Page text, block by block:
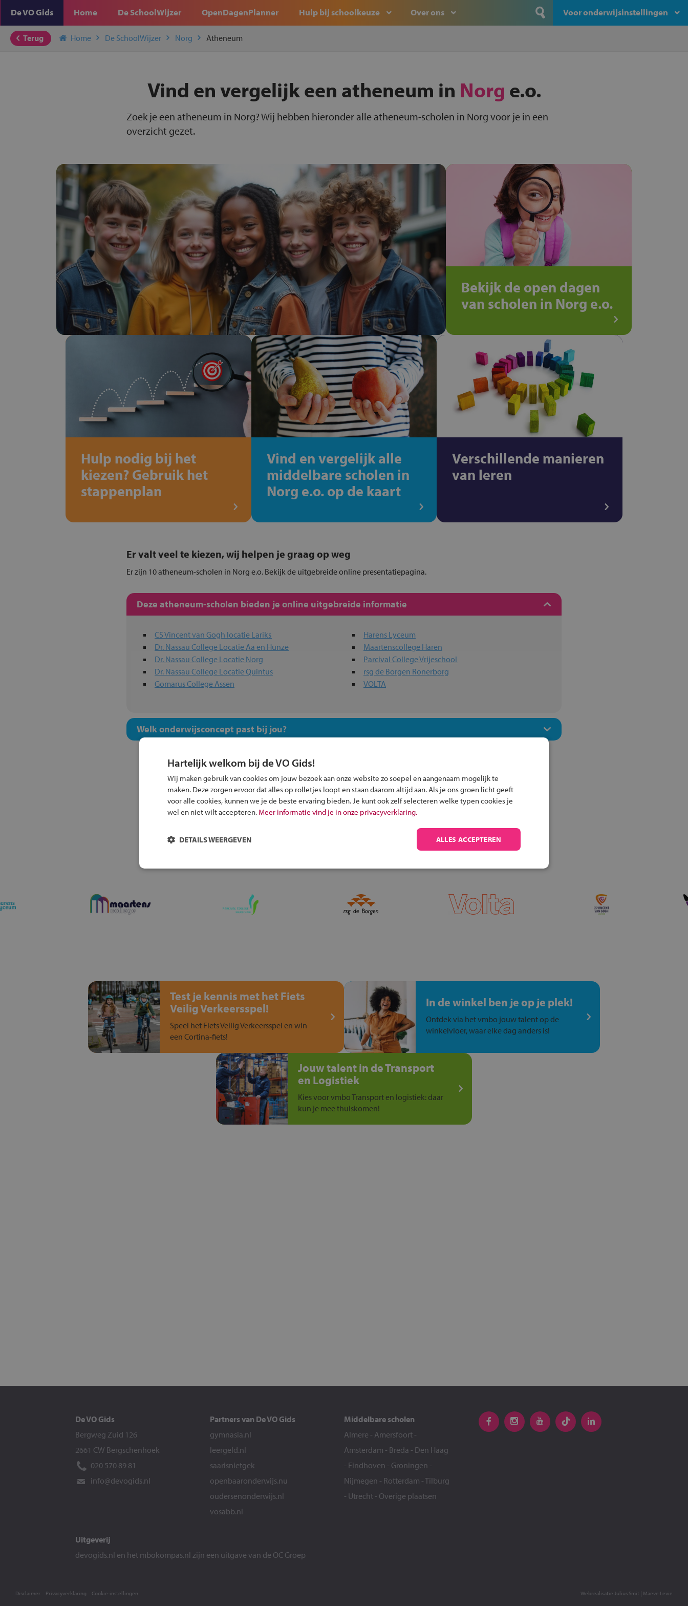
De VO Gids Home De SchoolWijzer OpenDagenPlanner Hulp bij schoolkeuze Over ons Voor onderwijsinstellingen
Terug Home De SchoolWijzer Norg Atheneum
Vind en vergelijk een atheneum in Norg e.o.
Zoek je een atheneum in Norg? Wij hebben hieronder alle atheneum-scholen in Norg voor je in een
overzicht gezet.
Bekijk de open dagen
van scholen in Norg e.o.
Hulp nodig bij het
kiezen? Gebruik het
stappenplan
Vind en vergelijk alle
middelbare scholen in
Norg e.o. op de kaart
Verschillende manieren
van leren
Er valt veel te kiezen, wij helpen je graag op weg
Er zijn 10 atheneum-scholen in Norg e.o. Bekijk de uitgebreide online presentatiepagina.
Deze atheneum-scholen bieden je online uitgebreide informatie
CS Vincent van Gogh locatie Lariks
Dr. Nassau College Locatie Aa en Hunze
Dr. Nassau College Locatie Norg
Dr. Nassau College Locatie Quintus
Gomarus College Assen
Harens Lyceum
Maartenscollege Haren
Parcival College Vrijeschool
rsg de Borgen Ronerborg
VOLTA
Welk onderwijsconcept past bij jou?
Inschrijven?
Alle informatie om je kind aan te melden bij
Test je kennis met het Fiets
Veilig Verkeersspel!
Speel het Fiets Veilig Verkeersspel en win
een Cortina-fiets!
In de winkel ben je op je plek!
Ontdek via het vmbo jouw talent op de
winkelvloer, waar elke dag anders is!
Jouw talent in de Transport
en Logistiek
Kies voor vmbo Transport en logistiek: daar
kun je mee thuiskomen!
De VO Gids
Bergweg Zuid 126
2661 CW Bergschenhoek
020 570 89 81
info@devogids.nl
Partners van De VO Gids
gymnasia.nl
leergeld.nl
saarisnietgek
openbaaronderwijs.nu
oudersenonderwijs.nl
vosabb.nl
Middelbare scholen
Almere - Amersfoort -
Amsterdam - Breda - Den Haag
- Eindhoven - Groningen -
Nijmegen - Rotterdam -Tilburg
- Utrecht - Overige plaatsen
Uitgeverij
devogids.nl en het mbokompas.nl zijn een uitgave van de OC Groep
Webrealisatie Julius Smit | Maeve Levie
Disclaimer Privacyverklaring Cookie-instellingen
Hartelijk welkom bij de VO Gids!
Wij maken gebruik van cookies om jouw bezoek aan onze website zo soepel en aangenaam mogelijk te
maken. Deze zorgen ervoor dat alles op rolletjes loopt en staan daarom altijd aan. Als je ons groen licht geeft
voor alle cookies, kunnen we je de beste ervaring bieden. Je kunt ook zelf selecteren welke typen cookies je
wel en niet wilt accepteren. Meer informatie vind je in onze privacyverklaring.
ALLES ACCEPTEREN
DETAILS WEERGEVEN